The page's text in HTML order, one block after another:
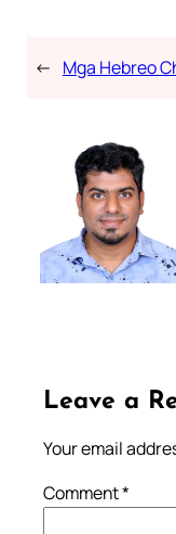
← Mga Hebreo
Leave a
Your email
Comment*